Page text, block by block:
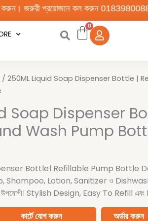
কল করুন 01839800885. অর্ডার করা
/ 250ML Liquid Soap Dispenser Bottle |
Soap Dispenser
Wash Pump
Bottle। Refillable Pump Bottle
Shampoo, Lotion, Sanitizer ও
উপযোগী। Stylish Design, Easy To Refill
কার্টে যোগ করুন অর্ডার করুন